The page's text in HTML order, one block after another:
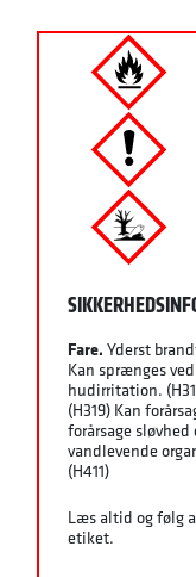
Fare. Yderst
Kan sprænges
hudirritation.
(H319) Kan
forårsage
vandlevende
(H411)
Læs altid og følg
etiket.